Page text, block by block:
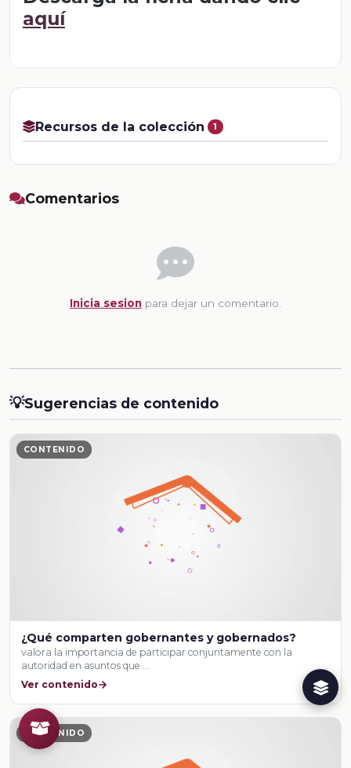
aquí
Recursos de la colección 1
Comentarios
Inicia sesion para dejar un comentario.
💡Sugerencias de contenido
CONTENIDO
¿Qué comparten gobernantes y gobernados?
valora la importancia de participar conjuntamente con la
autoridad en asuntos que …
Ver contenido
CONTENIDO